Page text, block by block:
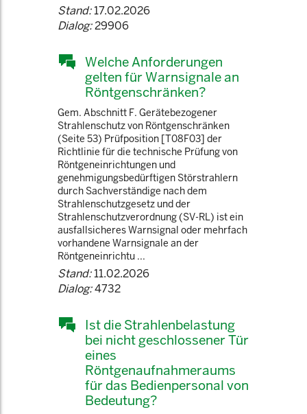
Stand:17.02.2026
Dialog:29906
Welche Anforderungen
gelten für Warnsignale an
Röntgenschränken?
Gem. Abschnitt F. Gerätebezogener
Strahlenschutz von Röntgenschränken
(Seite 53) Prüfposition [T08F03] der
Richtlinie für die technische Prüfung von
Röntgeneinrichtungen und
genehmigungsbedürftigen Störstrahlern
durch Sachverständige nach dem
Strahlenschutzgesetz und der
Strahlenschutzverordnung (SV-RL) ist ein
ausfallsicheres Warnsignal oder mehrfach
vorhandene Warnsignale an der
Röntgeneinrichtu ...
Stand:11.02.2026
Dialog:4732
Ist die Strahlenbelastung
bei nicht geschlossener Tür
eines
Röntgenaufnahmeraums
für das Bedienpersonal von
Bedeutung?